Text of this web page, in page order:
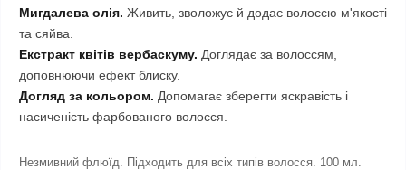
Мигдалева олія. Живить, зволожує й додає волоссю м'якості
та сяйва.
Екстракт квітів вербаскуму. Доглядає за волоссям,
доповнюючи ефект блиску.
Догляд за кольором. Допомагає зберегти яскравість і
насиченість фарбованого волосся.
Незмивний флюїд. Підходить для всіх типів волосся. 100 мл.